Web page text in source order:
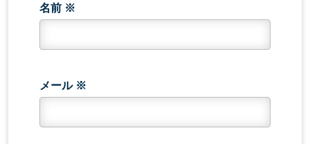
名前 ※
メール ※